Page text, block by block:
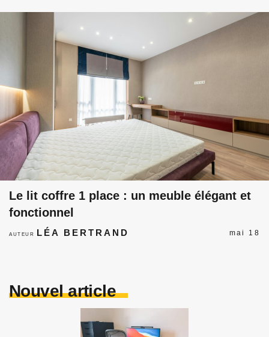
Le lit coffre 1 place : un meuble élégant et
fonctionnel
AUTEUR LÉA BERTRAND mai 18
Nouvel article